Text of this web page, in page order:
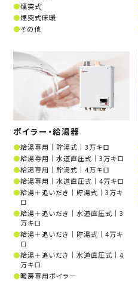
煙突式
煙突式床暖
その他
ボイラー・給湯器
給湯専用│貯湯式│3万キロ
給湯専用│水道直圧式│3万キロ
給湯専用│貯湯式│4万キロ
給湯専用│水道直圧式│4万キロ
給湯＋追いだき│貯湯式│3万キ
ロ
給湯＋追いだき│水道直圧式│3
万キロ
給湯＋追いだき│貯湯式│4万キ
ロ
給湯＋追いだき│水道直圧式│4
万キロ
暖房専用ボイラー